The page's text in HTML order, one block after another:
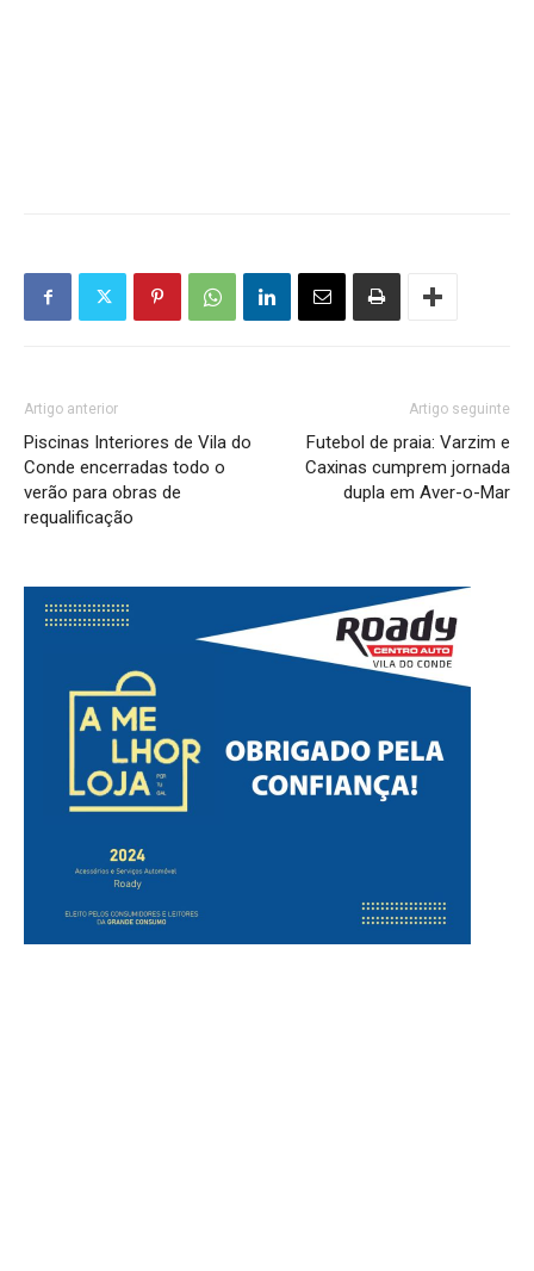
Artigo anterior
Piscinas Interiores de Vila do
Conde encerradas todo o
verão para obras de
requalificação
Artigo seguinte
Futebol de praia: Varzim e
Caxinas cumprem jornada
dupla em Aver-o-Mar